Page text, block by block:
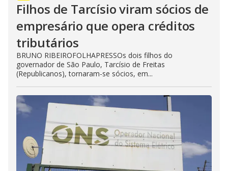
Filhos de Tarcísio viram sócios de
empresário que opera créditos
tributários
BRUNO RIBEIROFOLHAPRESSOs dois filhos do
governador de São Paulo, Tarcísio de Freitas
(Republicanos), tornaram-se sócios, em...